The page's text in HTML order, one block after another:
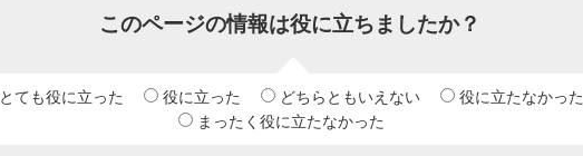
このページの情報は役に立ちましたか？
とても役に立った 役に立った どちらともいえない
役に立たなかった
まったく役に立たなかった